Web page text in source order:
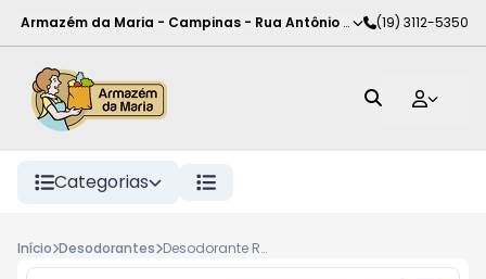
Armazém da Maria - Campinas - Rua Antônio Rodrigues de
(19) 3112-5350
Categorias
Início Desodorantes Desodorante Rexona Aéro Feminino 150ml, Invisible